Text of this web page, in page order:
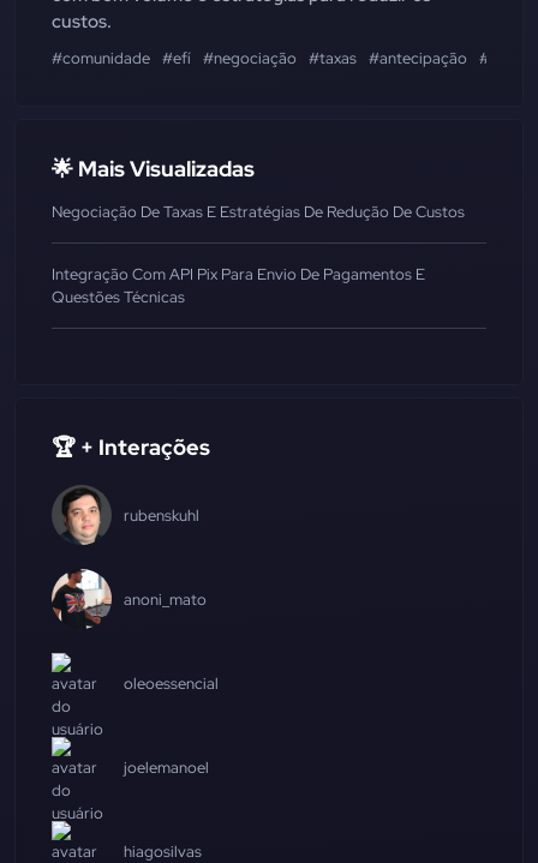
custos.
#comunidade #efí #negociação #taxas #antecipação
🌟 Mais Visualizadas
Negociação De Taxas E Estratégias De Redução De Custos
Integração Com API Pix Para Envio De Pagamentos E
Questões Técnicas
🏆 + Interações
rubenskuhl
anoni_mato
oleoessencial
joelemanoel
hiagosilvas